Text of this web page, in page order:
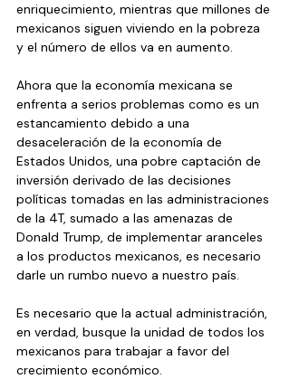
enriquecimiento, mientras que millones de
mexicanos siguen viviendo en la pobreza
y el número de ellos va en aumento.
Ahora que la economía mexicana se
enfrenta a serios problemas como es un
estancamiento debido a una
desaceleración de la economía de
Estados Unidos, una pobre captación de
inversión derivado de las decisiones
políticas tomadas en las administraciones
de la 4T, sumado a las amenazas de
Donald Trump, de implementar aranceles
a los productos mexicanos, es necesario
darle un rumbo nuevo a nuestro país.
Es necesario que la actual administración,
en verdad, busque la unidad de todos los
mexicanos para trabajar a favor del
crecimiento económico.